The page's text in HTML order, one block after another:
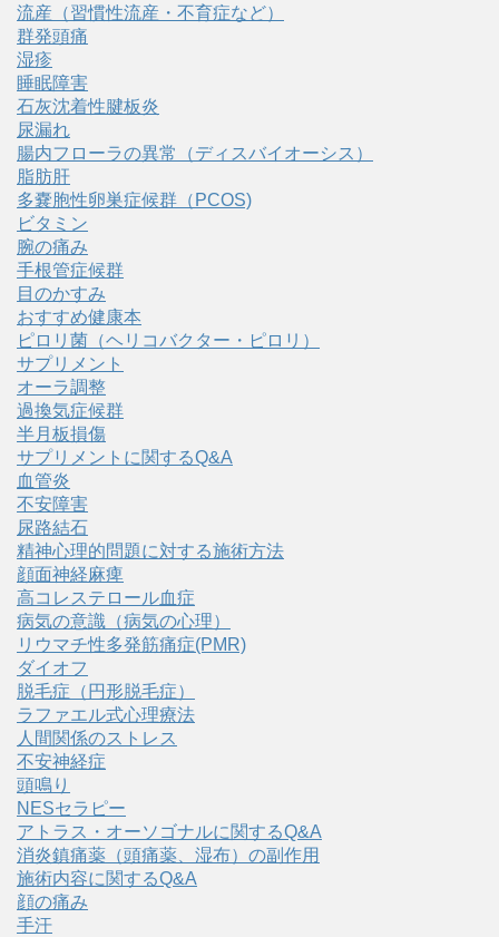
流産（習慣性流産・不育症など）
群発頭痛
湿疹
睡眠障害
石灰沈着性腱板炎
尿漏れ
腸内フローラの異常（ディスバイオーシス）
脂肪肝
多嚢胞性卵巣症候群（PCOS)
ビタミン
腕の痛み
手根管症候群
目のかすみ
おすすめ健康本
ピロリ菌（ヘリコバクター・ピロリ）
サプリメント
オーラ調整
過換気症候群
半月板損傷
サプリメントに関するQ&A
血管炎
不安障害
尿路結石
精神心理的問題に対する施術方法
顔面神経麻痺
高コレステロール血症
病気の意識（病気の心理）
リウマチ性多発筋痛症(PMR)
ダイオフ
脱毛症（円形脱毛症）
ラファエル式心理療法
人間関係のストレス
不安神経症
頭鳴り
NESセラピー
アトラス・オーソゴナルに関するQ&A
消炎鎮痛薬（頭痛薬、湿布）の副作用
施術内容に関するQ&A
顔の痛み
手汗